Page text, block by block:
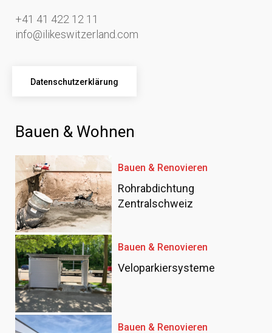
+41 41 422 12 11
info@ilikeswitzerland.com
Datenschutzerklärung
Bauen & Wohnen
Bauen & Renovieren
Rohrabdichtung
Zentralschweiz
Bauen & Renovieren
Veloparkiersysteme
Bauen & Renovieren